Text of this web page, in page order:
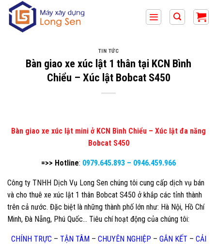
qua
TIN TỨC
Bàn giao xe xúc lật 1 thân tại KCN Bình
Chiểu – Xúc lật Bobcat S450
Bàn giao xe xúc lật mini ở KCN Bình Chiểu – Xúc lật đa năng
Bobcat S450
=>> Hotline: 0979.645.893 – 0946.459.966
Công ty TNHH Dịch Vụ Long Sen chúng tôi cung cấp dịch vụ bán
và cho thuê xe xúc lật 1 thân Bobcat S450 ở khắp các tỉnh thành
trên cả nước. Đặc biệt là những thành phố lớn như: Hà Nội, Hồ Chí
Minh, Đà Nẵng, Phú Quốc… Tiêu chí hoạt động của chúng tôi:
CHÍNH TRỰC – TẬN TÂM– CHUYÊN NGHIỆP – GẮN KẾT– CẢI